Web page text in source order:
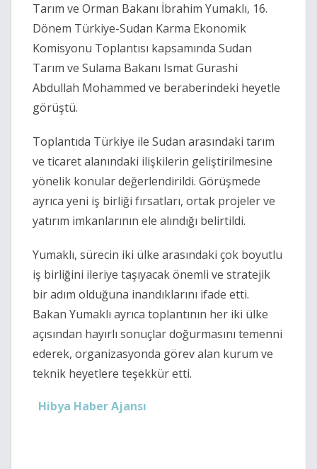
Tarım ve Orman Bakanı İbrahim Yumaklı, 16.
Dönem Türkiye-Sudan Karma Ekonomik
Komisyonu Toplantısı kapsamında Sudan
Tarım ve Sulama Bakanı Ismat Gurashi
Abdullah Mohammed ve beraberindeki heyetle
görüştü.
Toplantıda Türkiye ile Sudan arasındaki tarım
ve ticaret alanındaki ilişkilerin geliştirilmesine
yönelik konular değerlendirildi. Görüşmede
ayrıca yeni iş birliği fırsatları, ortak projeler ve
yatırım imkanlarının ele alındığı belirtildi.
Yumaklı, sürecin iki ülke arasındaki çok boyutlu
iş birliğini ileriye taşıyacak önemli ve stratejik
bir adım olduğuna inandıklarını ifade etti.
Bakan Yumaklı ayrıca toplantının her iki ülke
açısından hayırlı sonuçlar doğurmasını temenni
ederek, organizasyonda görev alan kurum ve
teknik heyetlere teşekkür etti.
Hibya Haber Ajansı